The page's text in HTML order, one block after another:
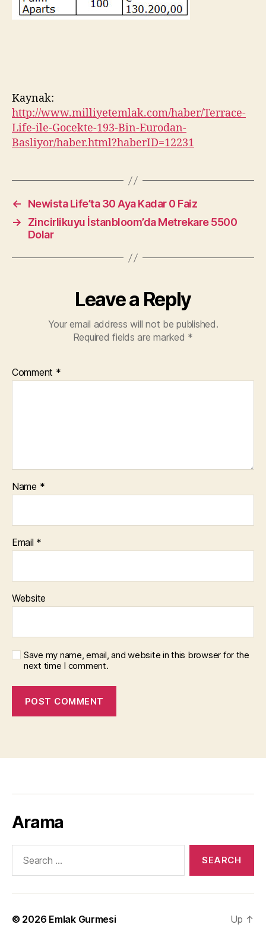
Kaynak:
http://www.milliyetemlak.com/haber/Terrace-
Life-ile-Gocekte-193-Bin-Eurodan-
Basliyor/haber.html?haberID=12231
←
Newista Life’ta 30 Aya Kadar 0 Faiz
→
Zincirlikuyu İstanbloom’da Metrekare 5500
Dolar
Leave a Reply
Your email address will not be published.
Required fields are marked *
Comment *
Name *
Email *
Website
Save my name, email, and website in this browser for the
next time I comment.
Arama
© 2026 Emlak Gurmesi Up ↑